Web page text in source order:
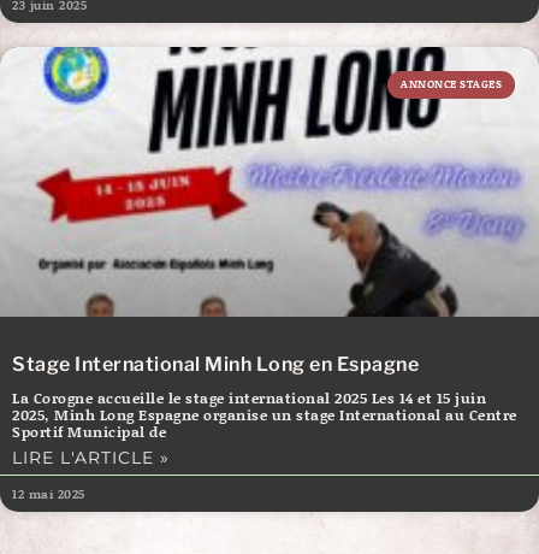
23 juin 2025
ANNONCE STAGES
Stage International Minh Long en Espagne
La Corogne accueille le stage international 2025 Les 14 et 15 juin
2025, Minh Long Espagne organise un stage International au Centre
Sportif Municipal de
LIRE L'ARTICLE »
12 mai 2025